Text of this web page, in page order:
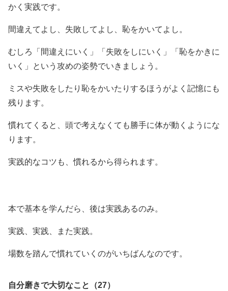
かく実践です。
間違えてよし、失敗してよし、恥をかいてよし。
むしろ「間違えにいく」「失敗をしにいく」「恥をかきに
いく」という攻めの姿勢でいきましょう。
ミスや失敗をしたり恥をかいたりするほうがよく記憶にも
残ります。
慣れてくると、頭で考えなくても勝手に体が動くようにな
ります。
実践的なコツも、慣れるから得られます。
本で基本を学んだら、後は実践あるのみ。
実践、実践、また実践。
場数を踏んで慣れていくのがいちばんなのです。
自分磨きで大切なこと（27）